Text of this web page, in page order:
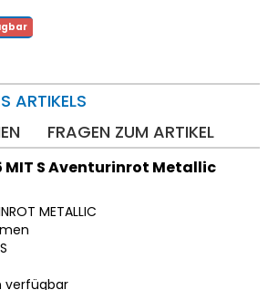
ARTIKELS
FRAGEN ZUM ARTIKEL
MIT S Aventurinrot Metallic
METALLIC
verfügbar